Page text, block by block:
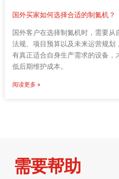
国外买家如何选择合适的制氮机？
国外客户在选择制氮机时，需要
法规、项目预算以及未来运营规划
有真正适合自身生产需求的设备，
低后期维护成本。
阅读更多 »
需要帮助